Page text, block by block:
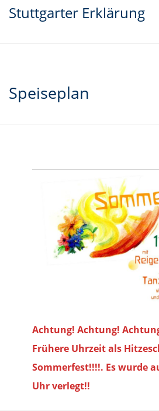
Stuttgarter Erklärung
Speiseplan
Achtung! Achtung!
Frühere Uhrzeit als
Sommerfest!!!!. Es wurde
Uhr verlegt!!